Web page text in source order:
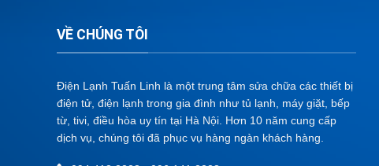
VỀ CHÚNG TÔI
Điện Lạnh Tuấn Linh là một trung tâm sửa chữa các thiết bị
điện tử, điện lạnh trong gia đình như tủ lạnh, máy giặt, bếp
từ, tivi, điều hòa uy tín tại Hà Nội. Hơn 10 năm cung cấp
dịch vụ, chúng tôi đã phục vụ hàng ngàn khách hàng.